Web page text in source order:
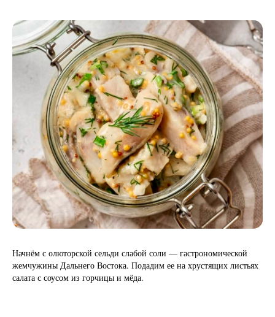
Начнём с олюторской сельди слабой соли — гастрономической
жемчужины Дальнего Востока. Подадим ее на хрустящих листьях
салата с соусом из горчицы и мёда.